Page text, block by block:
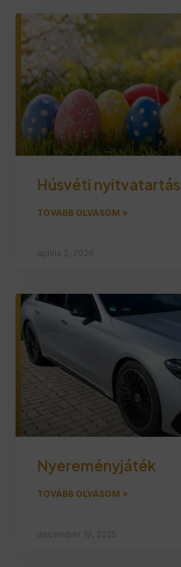
Húsvéti nyitvatartás
TOVÁBB OLVASOM »
április 2, 2026
Nyereményjáték
TOVÁBB OLVASOM »
december 19, 2025